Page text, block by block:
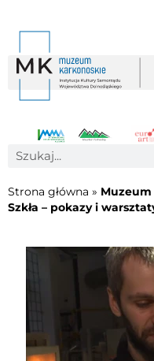
Strona główna » Muzeum
Szkła – pokazy i